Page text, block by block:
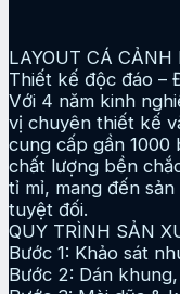
LAYOUT CÁ CẢNH
Thiết kế độc đáo –
Với 4 năm kinh
vị chuyên thiết kế
cung cấp gần
chất lượng bền
tỉ mỉ, mang đến
tuyệt đối.
QUY TRÌNH SẢN
Bước 1: Khảo sát
Bước 2: Dán